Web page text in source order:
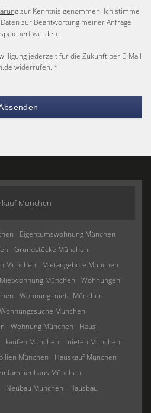
zur Kenntnis genommen. Ich stimme
zur Beantwortung meiner Anfrage
werden.
jederzeit für die Zukunft per E-Mail
widerrufen. *
München
Eigentumswohnung München
Grundstücke München
München
Mietangebote München
Mietwohnung München
Wohnungen
Wohnung miete München
Wohnungssuche München
Wohnung München
Haus
kaufen München
mieten München
München
Hauskauf München
München
Neubau München
Hausbau